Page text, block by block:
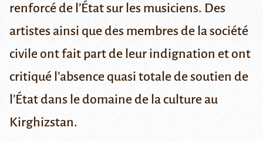
renforcé de l’État sur les musiciens. Des
artistes ainsi que des membres de la société
civile ont fait part de leur indignation et ont
critiqué l’absence quasi totale de soutien de
l’État dans le domaine de la culture au
Kirghizstan.